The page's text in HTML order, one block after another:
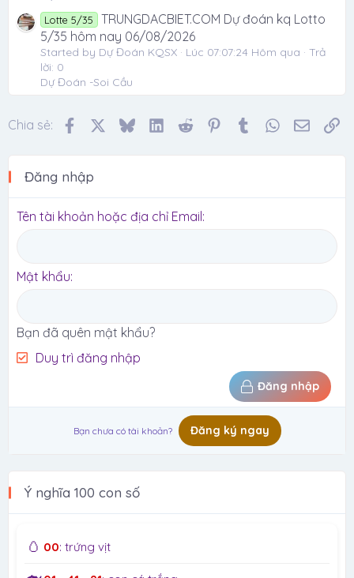
Lotte 5/35
TRUNGDACBIET.COM Dự đoán kq Lotto
5/35 hôm nay 06/08/2026
Started by Dự Đoán KQSX Lúc 07:07:24 Hôm qua
Trả
lời: 0
Dự Đoán -Soi Cầu
Chia sẻ: FacebookBlueskyLinkedIn
Reddit Pinterest
Tumblr WhatsApp
Email
Đăng nhập
Tên tài khoản hoặc địa chỉ Email
Mật khẩu
Bạn đã quên mật khẩu?
Duy trì đăng nhập
Đăng nhập
Bạn chưa có tài khoản? Đăng ký ngay
Ý nghĩa 100 con số
🥚 00: trứng vịt